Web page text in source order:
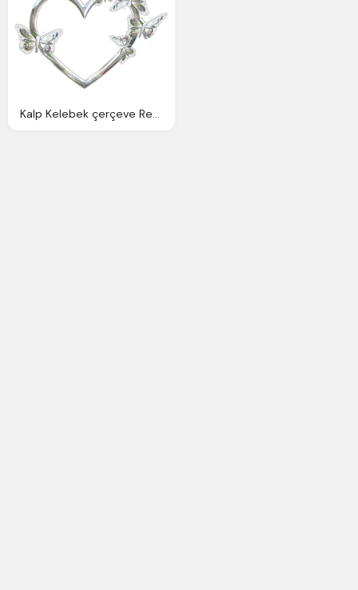
Kalp Kelebek çerçeve Resmi